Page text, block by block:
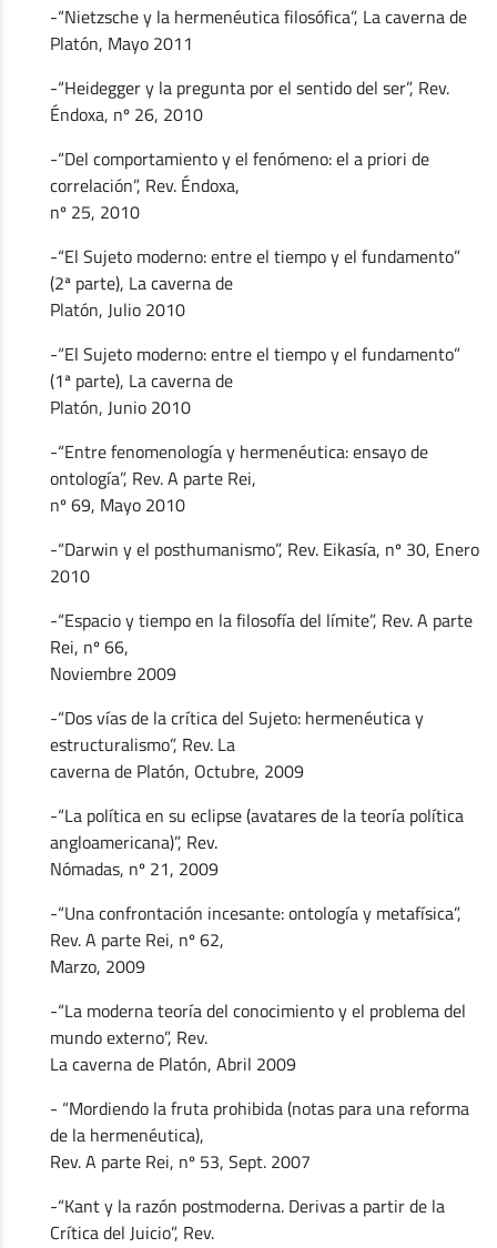
-“Nietzsche y la hermenéutica filosófica”, La caverna de
Platón, Mayo 2011
-“Heidegger y la pregunta por el sentido del ser”, Rev.
Éndoxa, nº 26, 2010
-“Del comportamiento y el fenómeno: el a priori de
correlación”, Rev. Éndoxa,
nº 25, 2010
-“El Sujeto moderno: entre el tiempo y el fundamento”
(2ª parte), La caverna de
Platón, Julio 2010
-“El Sujeto moderno: entre el tiempo y el fundamento”
(1ª parte), La caverna de
Platón, Junio 2010
-“Entre fenomenología y hermenéutica: ensayo de
ontología”, Rev. A parte Rei,
nº 69, Mayo 2010
-“Darwin y el posthumanismo”, Rev. Eikasía, nº 30, Enero
2010
-“Espacio y tiempo en la filosofía del límite”, Rev. A parte
Rei, nº 66,
Noviembre 2009
-“Dos vías de la crítica del Sujeto: hermenéutica y
estructuralismo”, Rev. La
caverna de Platón, Octubre, 2009
-“La política en su eclipse (avatares de la teoría política
angloamericana)”, Rev.
Nómadas, nº 21, 2009
-“Una confrontación incesante: ontología y metafísica”,
Rev. A parte Rei, nº 62,
Marzo, 2009
-“La moderna teoría del conocimiento y el problema del
mundo externo”, Rev.
La caverna de Platón, Abril 2009
- “Mordiendo la fruta prohibida (notas para una reforma
de la hermenéutica),
Rev. A parte Rei, nº 53, Sept. 2007
-“Kant y la razón postmoderna. Derivas a partir de la
Crítica del Juicio”, Rev.